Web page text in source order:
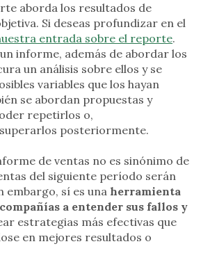
aborda los resultados de
Si deseas profundizar en el
entrada sobre el reporte.
informe, además de abordar los
un análisis sobre ellos y se
variables que los hayan
se abordan propuestas y
repetirlos o,
posteriormente.
de ventas no es sinónimo de
del siguiente período serán
embargo, sí es una herramienta
a entender sus fallos y
estrategias más efectivas que
en mejores resultados o